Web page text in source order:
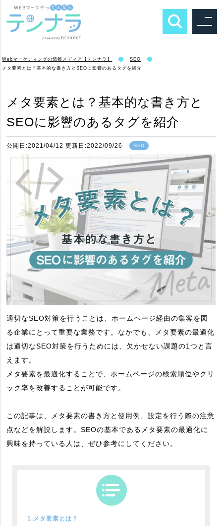
Webマーケティングの情報メディア【テンナラ】
SEO
メタ要素とは？基本的な書き方とSEOに影響のあるタグを紹介
メタ要素とは？基本的な書き方と
SEOに影響のあるタグを紹介
公開日:2021/04/12 更新日:2022/09/26 SEO
適切なSEO対策を行うことは、ホームページ経由の集客を図
る企業にとって重要な業務です。なかでも、メタ要素の最適化
は適切なSEO対策を行うためには、欠かせない課題の1つと言
えます。
メタ要素を最適化することで、ホームページの検索順位やクリ
ック率を改善することが可能です。
この記事は、メタ要素の書き方と使用例、設定を行う際の注意
点などを解説します。SEOの基本であるメタ要素の最適化に
興味を持っている人は、ぜひ参考にしてください。
1.メタ要素とは？